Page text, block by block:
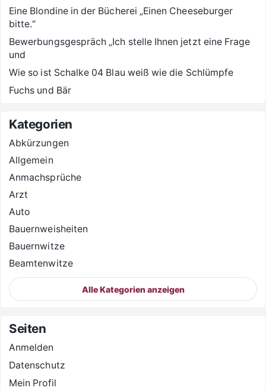
Eine Blondine in der Bücherei „Einen Cheeseburger
bitte.“
Bewerbungsgespräch „Ich stelle Ihnen jetzt eine Frage
und
Wie so ist Schalke 04 Blau weiß wie die Schlümpfe
Fuchs und Bär
Kategorien
Abkürzungen
Allgemein
Anmachsprüche
Arzt
Auto
Bauernweisheiten
Bauernwitze
Beamtenwitze
Alle Kategorien anzeigen
Seiten
Anmelden
Datenschutz
Mein Profil